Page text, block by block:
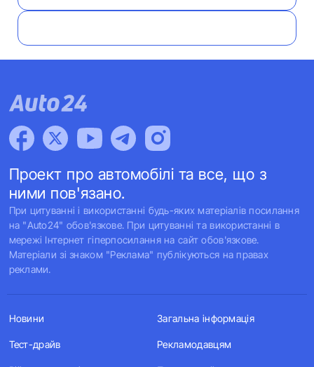
Проект про автомобілі та все, що з
ними пов'язано.
При цитуванні і використанні будь-яких матеріалів посилання
на "Auto24" обов'язкове. При цитуванні та використанні в
мережі Інтернет гіперпосилання на сайт обов'язкове.
Матеріали зі знаком "Реклама" публікуються на правах
реклами.
Новини
Тест-драйв
Загальна інформація
Рекламодавцям